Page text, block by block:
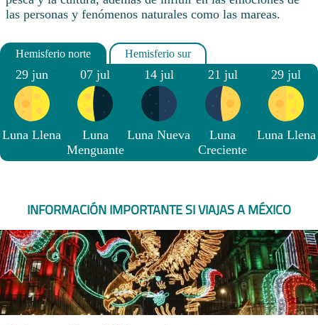
las personas y fenómenos naturales como las mareas.
29 jun
Luna Llena
07 jul
Luna
Menguante
14 jul
Luna Nueva
21 jul
Luna
Creciente
29 jul
Luna Llena
INFORMACIÓN IMPORTANTE SI VIAJAS A MÉXICO